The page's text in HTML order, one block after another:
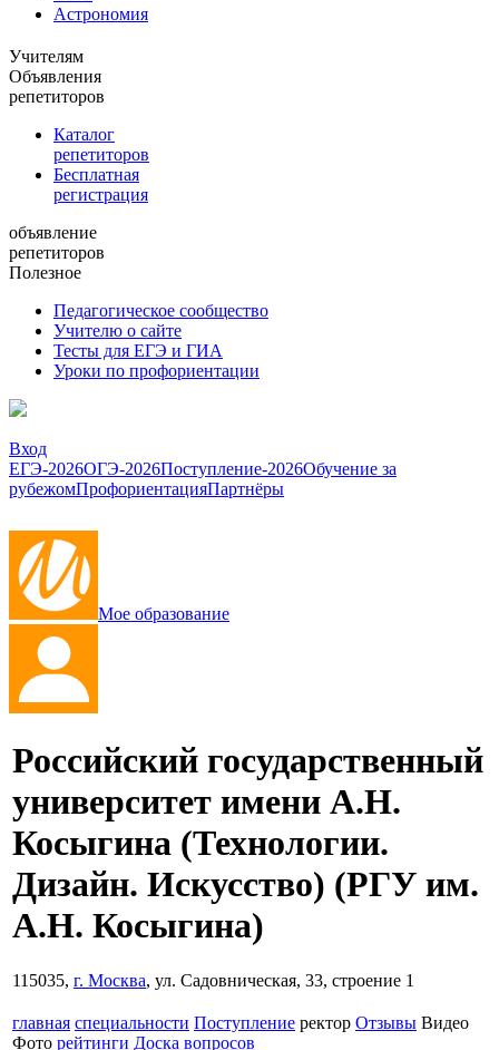
Астрономия
Учителям
Объявления
репетиторов
Каталог
репетиторов
Бесплатная
регистрация
объявление
репетиторов
Полезное
Педагогическое сообщество
Учителю о сайте
Тесты для ЕГЭ и ГИА
Уроки по профориентации
Вход
ЕГЭ-2026ОГЭ-2026Поступление-2026Обучение за
рубежомПрофориентацияПартнёры
Мое образование
Российский государственный
университет имени А.Н.
Косыгина (Технологии.
Дизайн. Искусство) (РГУ им.
А.Н. Косыгина)
115035, г. Москва, ул. Садовническая, 33, строение 1
главная специальности Поступление ректор Отзывы Видео
Фото рейтинги Доска вопросов